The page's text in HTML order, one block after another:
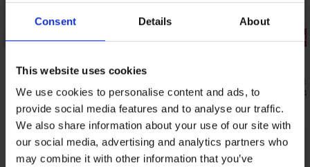
Consent Details About
This website uses cookies
We use cookies to personalise content and ads, to
provide social media features and to analyse our traffic.
We also share information about your use of our site with
our social media, advertising and analytics partners who
may combine it with other information that you’ve
талия
16,99 €(33,23 лв.)
3+1
7,79 €
От същата колекция Покажи